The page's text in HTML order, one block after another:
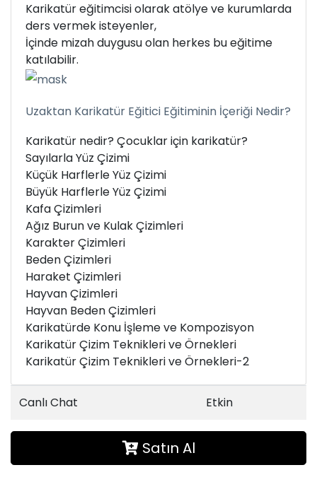
Karikatür eğitimcisi olarak atölye ve kurumlarda
ders vermek isteyenler,
İçinde mizah duygusu olan herkes bu eğitime
katılabilir.
Uzaktan Karikatür Eğitici Eğitiminin İçeriği Nedir?
Karikatür nedir? Çocuklar için karikatür?
Sayılarla Yüz Çizimi
Küçük Harflerle Yüz Çizimi
Büyük Harflerle Yüz Çizimi
Kafa Çizimleri
Ağız Burun ve Kulak Çizimleri
Karakter Çizimleri
Beden Çizimleri
Haraket Çizimleri
Hayvan Çizimleri
Hayvan Beden Çizimleri
Karikatürde Konu İşleme ve Kompozisyon
Karikatür Çizim Teknikleri ve Örnekleri
Karikatür Çizim Teknikleri ve Örnekleri-2
Canlı Chat Etkin
Satın Al